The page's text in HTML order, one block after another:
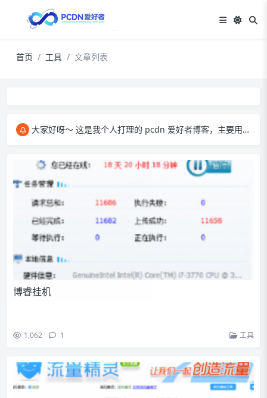
首页 工具 文章列表
大家好呀～ 这是我个人打理的 pcdn 爱好者博客，主要用来和大家交流 pcdn 相关的心得。​ 在这里，我会分享自己玩 pcdn 的经验、实用技巧，也会放一些收集到的资源。大家有啥想法、问题都能来这儿聊，一起琢磨怎么把 pcdn 玩得更顺～
博睿挂机
1,062 1 工具